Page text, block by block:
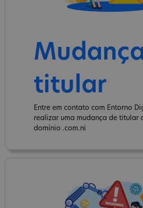
titular
Entre em contato com Entorno
realizar uma mudança de titular
domínio .com.ni